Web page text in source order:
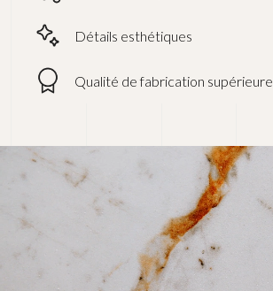
Détails esthétiques
Qualité de fabrication supérieure